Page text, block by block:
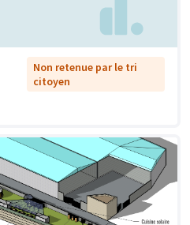
Non retenue par le tri
citoyen